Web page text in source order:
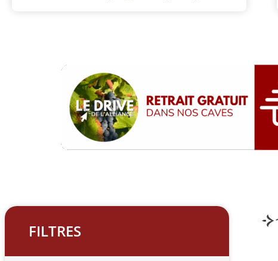
FILTRES